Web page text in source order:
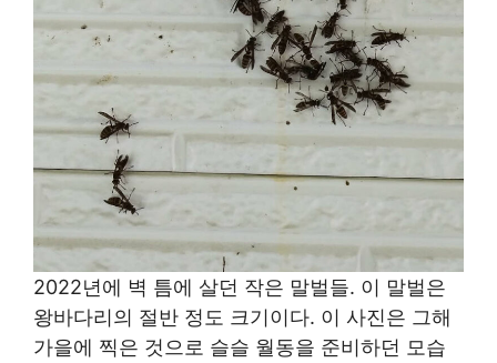
2022년에 벽 틈에 살던 작은 말벌들. 이 말벌은
왕바다리의 절반 정도 크기이다. 이 사진은 그해
가을에 찍은 것으로 슬슬 월동을 준비하던 모습